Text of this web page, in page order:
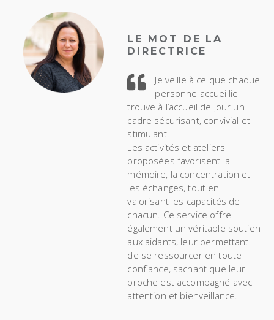
L E M O T D E LA
D
R E C T R C E
Je veille à ce que chaque
personne accueillie
trouve à l’accueil de jour un
cadre sécurisant, convivial et
stimulant.
Les activités et ateliers
proposées favorisent la
mémoire, la concentration et
les échanges, tout en
valorisant les capacités de
chacun. Ce service offre
également un véritable soutien
aux aidants, leur permettant
de se ressourcer en toute
confiance, sachant que leur
proche est accompagné avec
attention et bienveillance.